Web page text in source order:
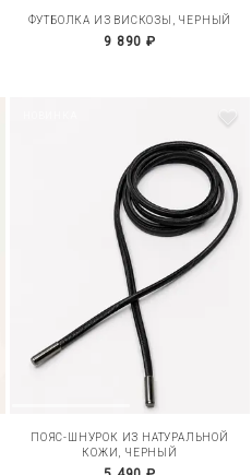
ФУТБОЛКА ИЗ ВИСКОЗЫ, ЧЕРНЫЙ
9 890 ₽
ПОЯС-ШНУРОК ИЗ НАТУРАЛЬНОЙ
КОЖИ, ЧЕРНЫЙ